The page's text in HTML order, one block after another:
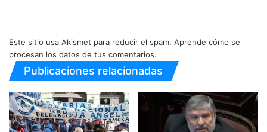
Este sitio usa Akismet para reducir el spam. Aprende cómo se
procesan los datos de tus comentarios.
Publicaciones relacionadas